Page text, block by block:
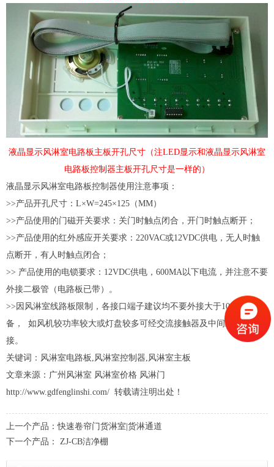
液晶显示风淋室电路板主板开孔尺寸（注LED显示和液晶显示风淋室
电路板控制器主板开孔尺寸是一样的）
液晶显示风淋室电路板控制器使用注意事项：
>>产品开孔尺寸：L×W=245×125（MM）
>>产品使用的门磁开关要求：关门时触点闭合，开门时触点断开；
>>产品使用的红外感应开关要求：220VAC或12VDC供电，无人时触
点断开，有人时触点闭合；
>> 产品使用的电锁要求：12VDC供电，600MA以下电流，并注意不要
外接二极管（电路板已带）。
>>因风淋室线路板限制，各接口端子建议均不要外接大于100W设
备， 如风机较功率较大或灯盘较多可经交流接触器及中间继电器转
接。
关键词：风淋室电路板,风淋室控制器,风淋室主板
文章来源：广州风淋室 风淋室价格 风淋门
http://www.gdfenglinshi.com/ 转载请注明出处！
上一个产品：快速卷帘门货淋室|货淋通道
下一个产品： ZJ-CB洁净棚